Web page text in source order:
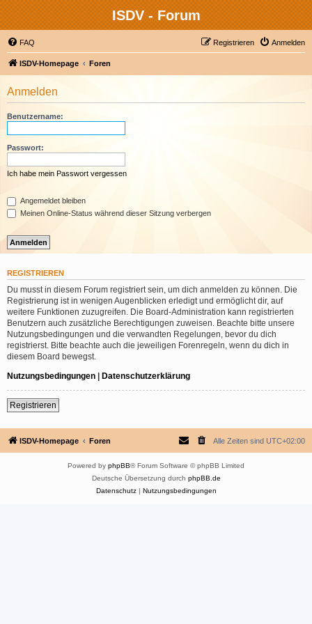
ISDV - Forum
FAQ Anmelden
Registrieren
ISDV-Homepage Foren
Anmelden
Benutzername:
Passwort:
Ich habe mein Passwort vergessen
Angemeldet bleiben
Meinen Online-Status während dieser Sitzung verbergen
REGISTRIEREN
Du musst in diesem Forum registriert sein, um dich anmelden zu können. Die
Registrierung ist in wenigen Augenblicken erledigt und ermöglicht dir, auf
weitere Funktionen zuzugreifen. Die Board-Administration kann registrierten
Benutzern auch zusätzliche Berechtigungen zuweisen. Beachte bitte unsere
Nutzungsbedingungen und die verwandten Regelungen, bevor du dich
registrierst. Bitte beachte auch die jeweiligen Forenregeln, wenn du dich in
diesem Board bewegst.
Nutzungsbedingungen | Datenschutzerklärung
Registrieren
ISDV-Homepage Foren Alle Zeiten sind UTC+02:00
Powered by phpBB® Forum Software © phpBB Limited
Deutsche Übersetzung durch phpBB.de
Datenschutz| Nutzungsbedingungen